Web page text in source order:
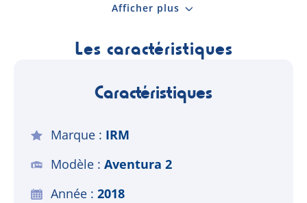
Afficher plus
Les caractéristiques
Caractéristiques
Marque
IRM
Modèle
Aventura 2
Année
2018